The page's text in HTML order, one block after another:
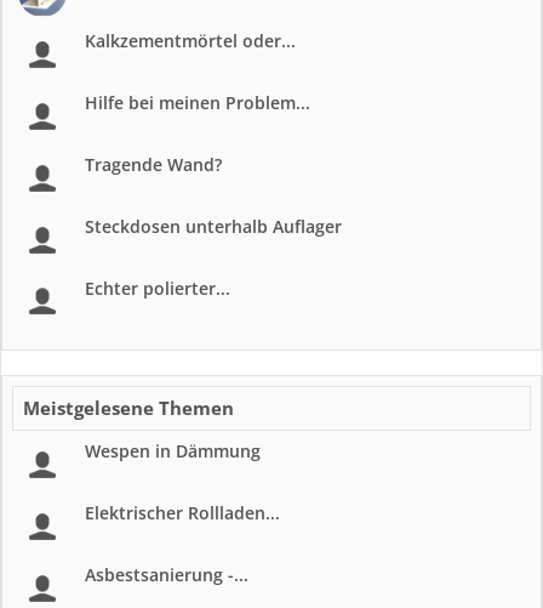
Kalkzementmörtel oder...
Hilfe bei meinen Problem...
Tragende Wand?
Steckdosen unterhalb Auflager
Echter polierter...
Meistgelesene Themen
Wespen in Dämmung
Elektrischer Rollladen...
Asbestsanierung -...